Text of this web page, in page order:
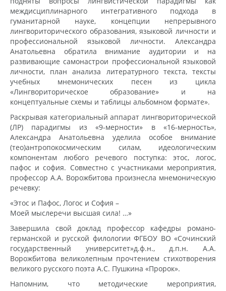
междисциплинарного интегративного подхода в
гуманитарной науке, концепции непрерывного
лингвориторического образования, языковой личности и
профессиональной языковой личности. Александра
Анатольевна обратила внимание аудитории и на
развивающие самонастрои профессиональной языковой
личности, план анализа литературного текста, тексты
учебных мнемонических песен из цикла
«Лингвориторическое образование» и на
концептуальные схемы и таблицы альбомном формате».
Раскрывая категориальный аппарат лингвориторической
(ЛР) парадигмы из «9-мерности» в «16-мерность»,
Александра Анатольевна уделила особое внимание
(тео)антропокосмическим силам, идеологическим
компонентам любого речевого поступка: этос, логос,
пафос и софия. Совместно с участниками мероприятия,
профессор А.А. Ворожбитова произнесла мнемоническую
речевку:
«Этос и Пафос, Логос и София –
Моей мыслеречи высшая сила! …»
Завершила свой доклад профессор кафедры романо-
германской и русской филологии ФГБОУ ВО «Сочинский
государственный университет»д.ф.н., д.п.н. А.А.
Ворожбитова великолепным прочтением стихотворения
великого русского поэта А.С. Пушкина «Пророк».
Напомним, что методические мероприятия,